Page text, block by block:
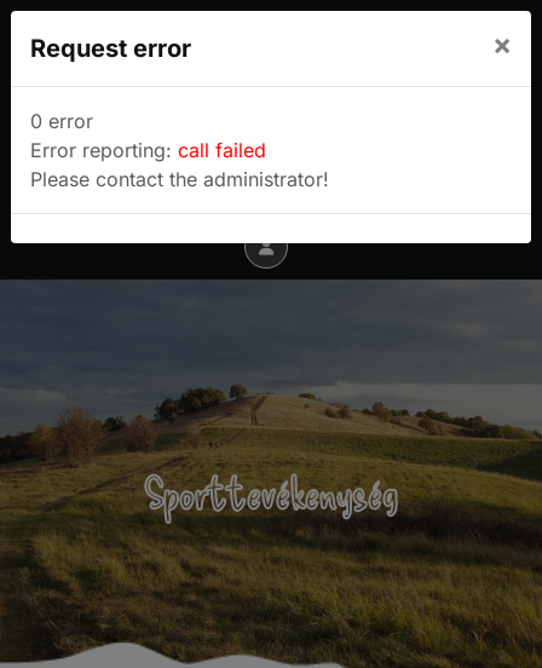
Sulyok Gábor túrablogja
Menu
Sporttevékenység
Request error ×
0 error
Error reporting: call failed
Please contact the administrator!